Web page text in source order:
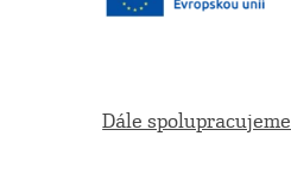
Dále spolupracujeme